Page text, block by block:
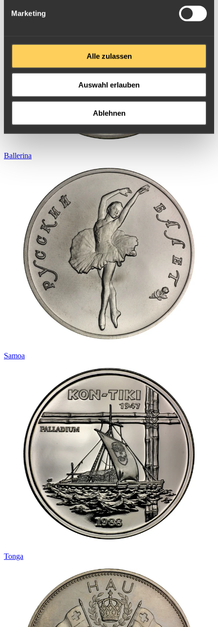
Marketing
Alle zulassen
Auswahl erlauben
Ablehnen
Ballerina
Samoa
Tonga